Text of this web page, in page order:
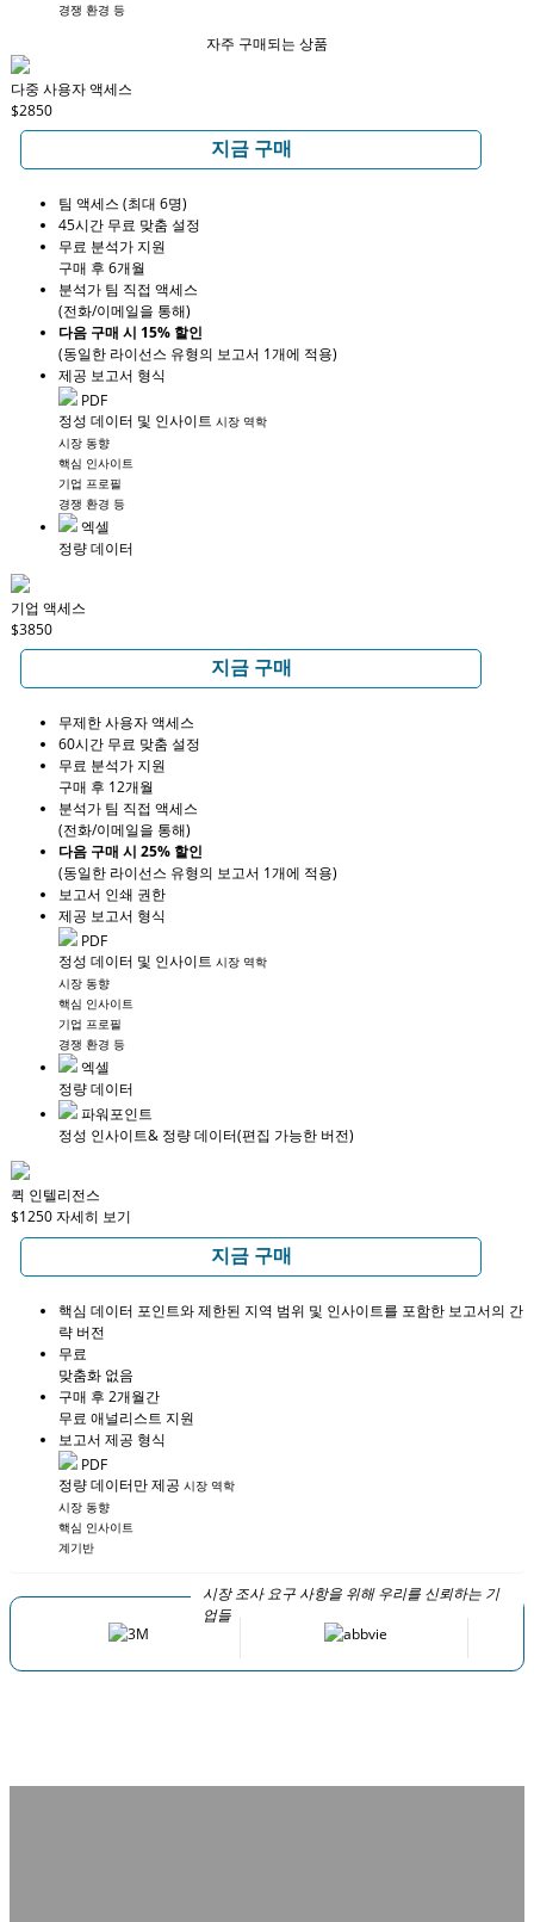
경쟁 환경 등
자주 구매되는 상품
다중 사용자 액세스
$2850
지금 구매
팀 액세스 (최대 6명)
45시간 무료 맞춤 설정
무료 분석가 지원
구매 후 6개월
분석가 팀 직접 액세스
(전화/이메일을 통해)
다음 구매 시 15% 할인
(동일한 라이선스 유형의 보고서 1개에 적용)
제공 보고서 형식
PDF
정성 데이터 및 인사이트 시장 역학
시장 동향
핵심 인사이트
기업 프로필
경쟁 환경 등
엑셀
정량 데이터
기업 액세스
$3850
지금 구매
무제한 사용자 액세스
60시간 무료 맞춤 설정
무료 분석가 지원
구매 후 12개월
분석가 팀 직접 액세스
(전화/이메일을 통해)
다음 구매 시 25% 할인
(동일한 라이선스 유형의 보고서 1개에 적용)
보고서 인쇄 권한
제공 보고서 형식
PDF
정성 데이터 및 인사이트 시장 역학
시장 동향
핵심 인사이트
기업 프로필
경쟁 환경 등
엑셀
정량 데이터
파워포인트
정성 인사이트& 정량 데이터(편집 가능한 버전)
퀵 인텔리전스
$1250자세히 보기
지금 구매
핵심 데이터 포인트와 제한된 지역 범위 및 인사이트를 포함한 보고서의 간
략 버전
무료
맞춤화 없음
구매 후 2개월간
무료 애널리스트 지원
보고서 제공 형식
PDF
정량 데이터만 제공 시장 역학
시장 동향
핵심 인사이트
계기반
시장 조사 요구 사항을 위해 우리를 신뢰하는 기
업들